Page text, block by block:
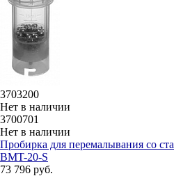
3703200
Нет в наличии
3700701
Нет в наличии
Пробирка для перемалывания со
BMT-20-S
73 796 руб.